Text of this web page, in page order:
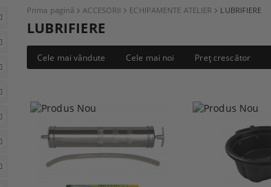
Prima pagină ACCESORII ECHIPAMENTE ATELIER LUBRIFIERE
LUBRIFIERE
Cele mai vândute Cele mai noi Preţ crescător